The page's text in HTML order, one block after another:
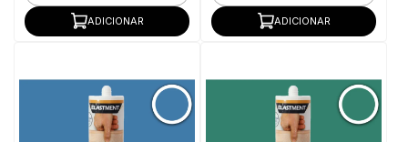
ADICIONAR ADICIONAR